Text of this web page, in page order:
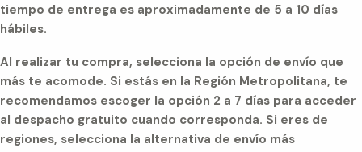
tiempo de entrega es aproximadamente de 5 a 10 días
hábiles.
Al realizar tu compra, selecciona la opción de envío que
más te acomode. Si estás en la Región Metropolitana, te
recomendamos escoger la opción 2 a 7 días para acceder
al despacho gratuito cuando corresponda. Si eres de
regiones, selecciona la alternativa de envío más